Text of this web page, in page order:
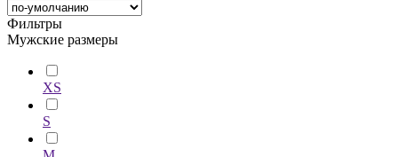
Фильтры
Мужские размеры
XS
S